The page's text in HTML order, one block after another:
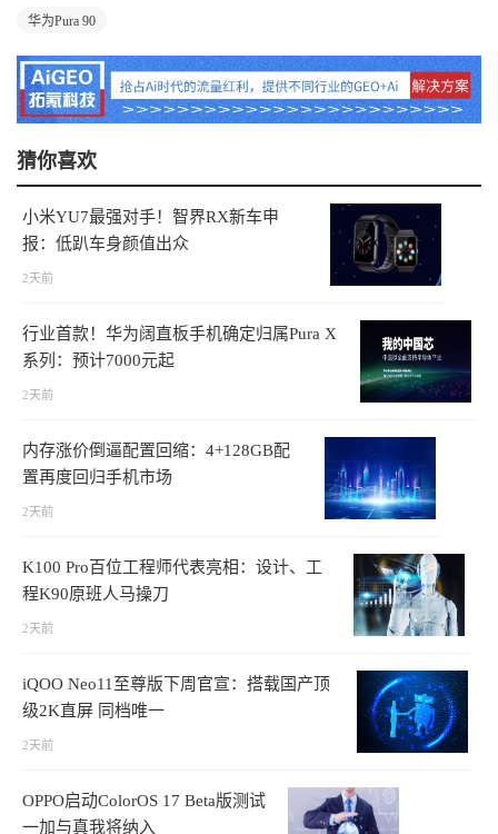
华为Pura 90
猜你喜欢
小米YU7最强对手！智界RX新车申
报：低趴车身颜值出众
2天前
行业首款！华为阔直板手机确定归属Pura X
系列：预计7000元起
2天前
内存涨价倒逼配置回缩：4+128GB配
置再度回归手机市场
2天前
K100 Pro百位工程师代表亮相：设计、工
程K90原班人马操刀
2天前
iQOO Neo11至尊版下周官宣：搭载国产顶
级2K直屏 同档唯一
2天前
OPPO启动ColorOS 17 Beta版测试
一加与真我将纳入